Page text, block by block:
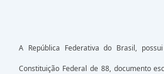
A República Federativa do Brasil,
Constituição Federal de 88, documento